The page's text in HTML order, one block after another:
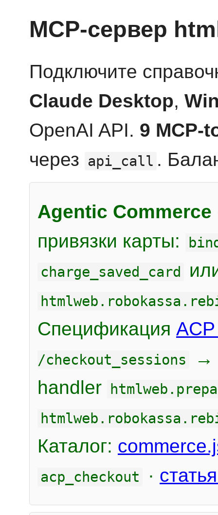
MCP-сервер
Подключите
Claude Desktop,
OpenAI API. 9 MCP-
через api_call .
Agentic Commerce
привязки карты:
charge_saved_card
Спецификация
/checkout_sessions
handler
Каталог:
acp_checkout ·